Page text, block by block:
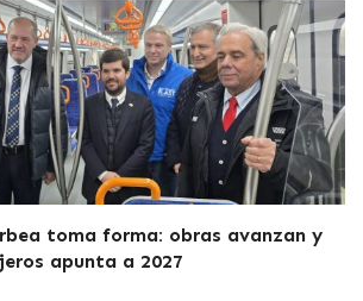
toma forma: obras avanzan y
apunta a 2027